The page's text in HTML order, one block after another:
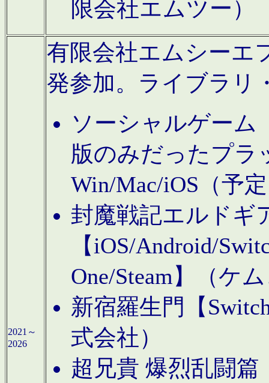
限会社エムツー）
2021～
2026
有限会社エムシーエ
発参加。ライブラリ
ソーシャルゲーム
版のみだったプラ
Win/Mac/iOS（予
封魔戦記エルドギ
【iOS/Android/
One/Steam】（ケ
新宿羅生門【
式会社）
超兄貴 爆烈乱闘篇